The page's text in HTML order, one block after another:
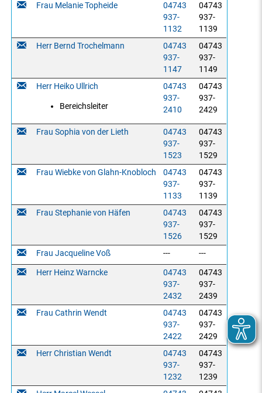
Frau Melanie Topheide
04743
937-
1132
04743
937-
1139
Herr Bernd Trochelmann
04743
937-
1147
04743
937-
1149
Herr Heiko Ullrich
Bereichsleiter
04743
937-
2410
04743
937-
2429
Frau Sophia von der Lieth
04743
937-
1523
04743
937-
1529
Frau Wiebke von Glahn-Knobloch
04743
937-
1133
04743
937-
1139
Frau Stephanie von Häfen
04743
937-
1526
04743
937-
1529
Frau Jacqueline Voß
---
---
Herr Heinz Warncke
04743
937-
2432
04743
937-
2439
Frau Cathrin Wendt
04743
937-
2422
04743
937-
2429
Herr Christian Wendt
04743
937-
1232
04743
937-
1239